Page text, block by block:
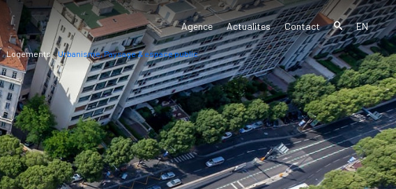
Agence Actualites Contact EN
Logements Urbanisme, Paysage & espace public